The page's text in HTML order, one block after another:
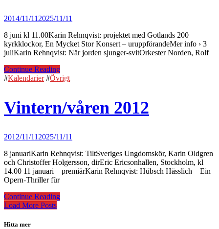
2014/11/11 2025/11/11
8 juni kl 11.00Karin Rehnqvist: projektet med Gotlands 200
kyrkklockor, En Mycket Stor Konsert – uruppförandeMer info › 3
juliKarin Rehnqvist: När jorden sjunger-svitOrkester Norden, Rolf
Continue Reading
#Kalendarier#Övrigt
Vintern/våren 2012
2012/11/11 2025/11/11
8 januariKarin Rehnqvist: TiltSveriges Ungdomskör, Karin Oldgren
och Christoffer Holgersson, dirEric Ericsonhallen, Stockholm, kl
14.00 11 januari – premiärKarin Rehnqvist: Hübsch Hässlich – Ein
Opern-Thriller für
Continue Reading
Load More Posts
Hitta mer